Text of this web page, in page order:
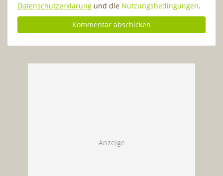
Datenschutzerklärung und die Nutzungsbedingungen.